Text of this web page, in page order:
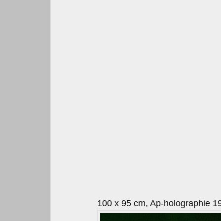
100 x 95 cm, Ap-holographie